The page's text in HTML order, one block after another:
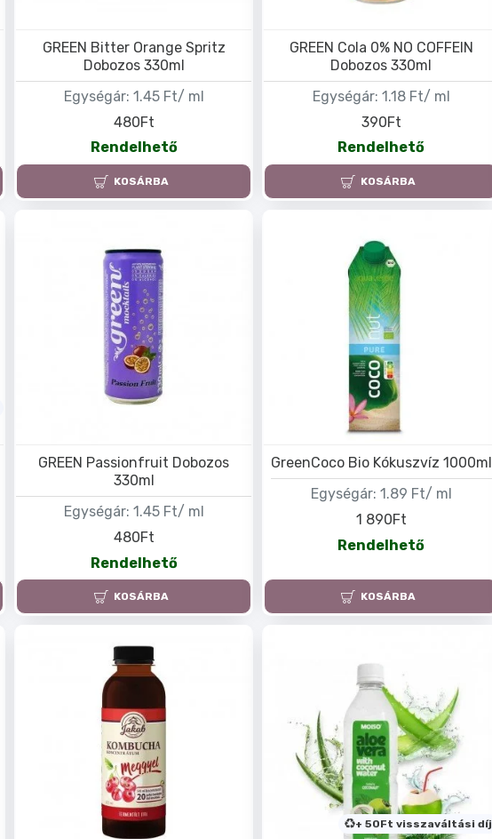
Egységár: 1.45 Ft/ ml
GREEN Bitter Orange Spritz
Dobozos 330ml
480Ft
Rendelhető
KOSÁRBA
Egységár: 1.18 Ft/ ml
GREEN Cola 0% NO COFFEIN
Dobozos 330ml
390Ft
Rendelhető
KOSÁRBA
Egységár: 1.45 Ft/ ml
GREEN Passionfruit Dobozos
330ml
480Ft
Rendelhető
KOSÁRBA
Egységár: 1.89 Ft/ ml
GreenCoco Bio Kókuszvíz 1000ml
1 890Ft
Rendelhető
KOSÁRBA
+ 50Ft visszaváltási díj